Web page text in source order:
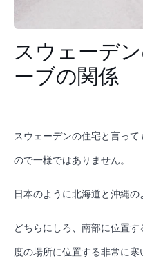
スウェーデ
ーブの関係
スウェーデンの住宅と言っ
ので一様ではありません。
日本のように北海道と沖縄の
どちらにしろ、南部に位置
度の場所に位置する非常に寒